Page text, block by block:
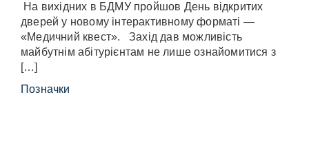
На вихідних в БДМУ пройшов День відкритих
дверей у новому інтерактивному форматі —
«Медичний квест». Захід дав можливість
майбутнім абітурієнтам не лише ознайомитися з
[…]
Позначки